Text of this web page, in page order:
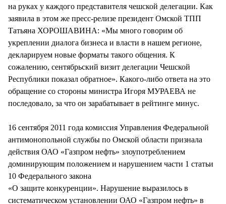
на руках у каждого представителя чешской делегации. Как
заявила в этом же пресс-релизе президент Омской ТПП
Татьяна ХОРОШАВИНА: «Мы много говорим об
укреплении диалога бизнеса и власти в нашем регионе,
декларируем новые форматы такого общения. К
сожалению, сентябрьский визит делегации Чешской
Республики показал обратное». Какого-либо ответа на это
обращение со стороны министра Игоря МУРАЕВА не
последовало, за что он зарабатывает в рейтинге минус.
16 сентября 2011 года комиссия Управления Федеральной
антимонопольной службы по Омской области признала
действия ОАО «Газпром нефть» злоупотреблением
доминирующим положением и нарушением части 1 статьи
10 Федерального закона
«О защите конкуренции». Нарушение выразилось в
систематическом установлении ОАО «Газпром нефть» в